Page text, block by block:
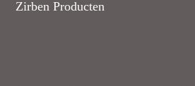
Zirben Producten